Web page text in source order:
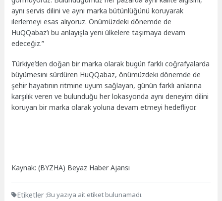
aynı servis dilini ve aynı marka bütünlüğünü koruyarak
ilerlemeyi esas alıyoruz. Önümüzdeki dönemde de
HuQQabaz’ı bu anlayışla yeni ülkelere taşımaya devam
edeceğiz.”
Türkiye’den doğan bir marka olarak bugün farklı coğrafyalarda
büyümesini sürdüren HuQQabaz, önümüzdeki dönemde de
şehir hayatının ritmine uyum sağlayan, günün farklı anlarına
karşılık veren ve bulunduğu her lokasyonda aynı deneyim dilini
koruyan bir marka olarak yoluna devam etmeyi hedefliyor.
Kaynak: (BYZHA) Beyaz Haber Ajansı
Etiketler :Bu yazıya ait etiket bulunamadı.